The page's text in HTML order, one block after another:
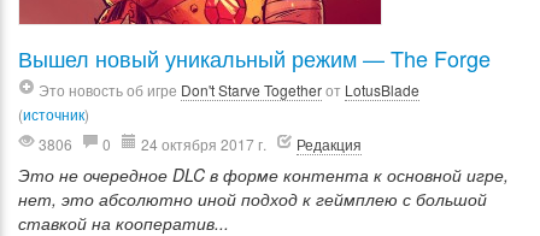
Вышел новый уникальный режим — The Forge
Это новость об игре Don't Starve Togetherот LotusBlade
(источник)
3806
0 24 октября 2017 г. Редакция
Это не очередное DLC в форме контента к основной игре,
нет, это абсолютно иной подход к геймплею с большой
ставкой на кооператив...